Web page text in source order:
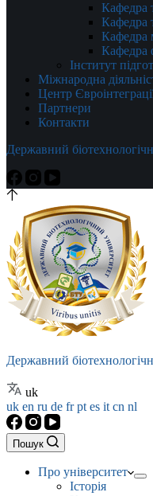
Кафедра
Кафедра
Кафедра
Кафедра
Інститут
Міжнародна
Центр
Партнери
Контакти
Державний
Державний
uk
uk en ru de frpt es it cn nl
Пошук
Про університет
Історія